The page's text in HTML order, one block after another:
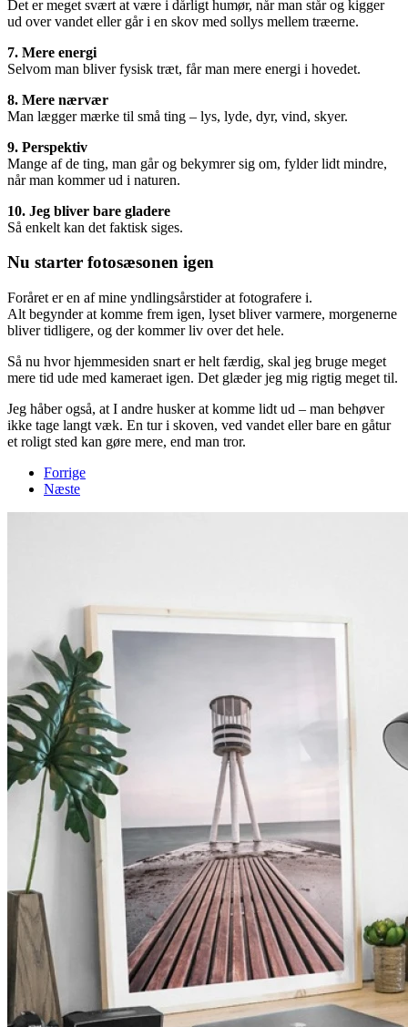
Det er meget svært at være i dårligt humør, når man står og kigger
ud over vandet eller går i en skov med sollys mellem træerne.
7. Mere energi
Selvom man bliver fysisk træt, får man mere energi i hovedet.
8. Mere nærvær
Man lægger mærke til små ting – lys, lyde, dyr, vind, skyer.
9. Perspektiv
Mange af de ting, man går og bekymrer sig om, fylder lidt mindre,
når man kommer ud i naturen.
10. Jeg bliver bare gladere
Så enkelt kan det faktisk siges.
Nu starter fotosæsonen igen
Foråret er en af mine yndlingsårstider at fotografere i.
Alt begynder at komme frem igen, lyset bliver varmere, morgenerne
bliver tidligere, og der kommer liv over det hele.
Så nu hvor hjemmesiden snart er helt færdig, skal jeg bruge meget
mere tid ude med kameraet igen. Det glæder jeg mig rigtig meget til.
Jeg håber også, at I andre husker at komme lidt ud – man behøver
ikke tage langt væk. En tur i skoven, ved vandet eller bare en gåtur
et roligt sted kan gøre mere, end man tror.
Forrige
Næste